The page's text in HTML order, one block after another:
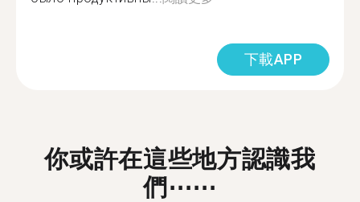
下載APP
你或許在這些地方認識我
們⋯⋯